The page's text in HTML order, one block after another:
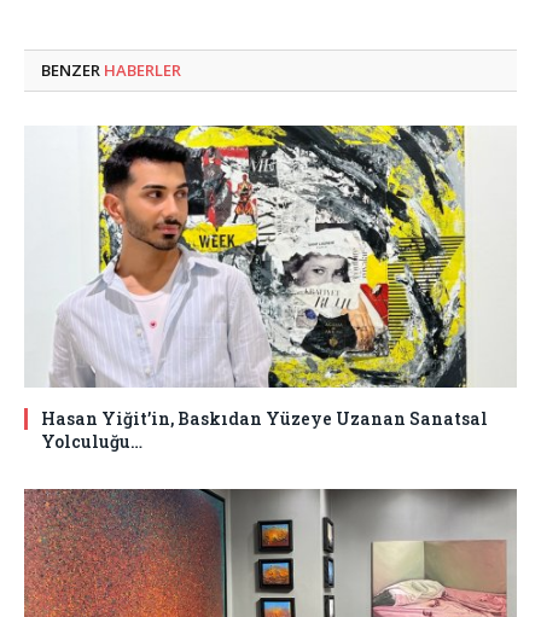
BENZER HABERLER
Hasan Yiğit’in, Baskıdan Yüzeye Uzanan Sanatsal
Yolculuğu…